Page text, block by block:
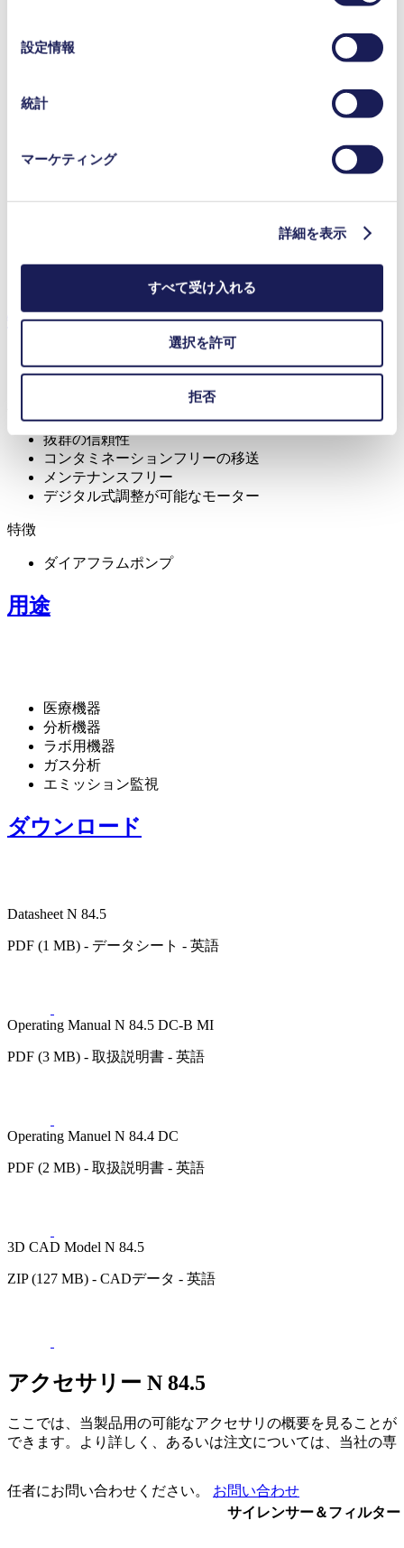
録は、ウェブサイトの末尾に記載されている「Cookies」
をクリックし、チェックマークを外していただけば、い
つでも取り消すことができます。
保存期間の詳細については、当社の[プライバシーポリシ
設定情報
統計
マーケティング
詳細を表示
すべて受け入れる
選択を許可
拒否
到達真空度 (最大)
ダイアフラム材料の
PTFEコーティング, PTFE（ポリテトラ
プション
ブラシレスDCモーター
特徴
抜群の信頼性
コンタミネーションフリーの移送
メンテナンスフリー
デジタル式調整が可能なモーター
特徴
ダイアフラムポンプ
用途
医療機器
分析機器
ラボ用機器
ガス分析
エミッション監視
ダウンロード
Datasheet N 84.5
PDF (1 MB) - データシート - 英語
Operating Manual N 84.5 DC-B MI
PDF (3 MB) - 取扱説明書 - 英語
Operating Manuel N 84.4 DC
PDF (2 MB) - 取扱説明書 - 英語
3D CAD Model N 84.5
ZIP (127 MB) - CADデータ - 英語
アクセサリー N 84.5
ここでは、当製品用の可能なアクセサリの概要を見ることが
できます。より詳しく、あるいは注文については、当社の専
任者にお問い合わせください。 お問い合わせ
サイレンサー＆フィルター